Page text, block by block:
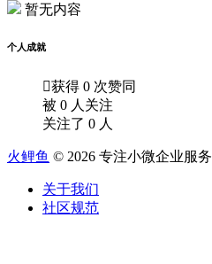
暂无内容
个人成就
获得 0 次赞同
被 0 人关注
关注了 0 人
火鲤鱼 © 2026 专注小微企业服务
关于我们
社区规范